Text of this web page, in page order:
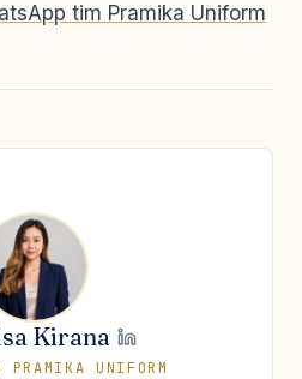
tim Pramika Uniform
Kirana
PRAMIKA UNIFORM